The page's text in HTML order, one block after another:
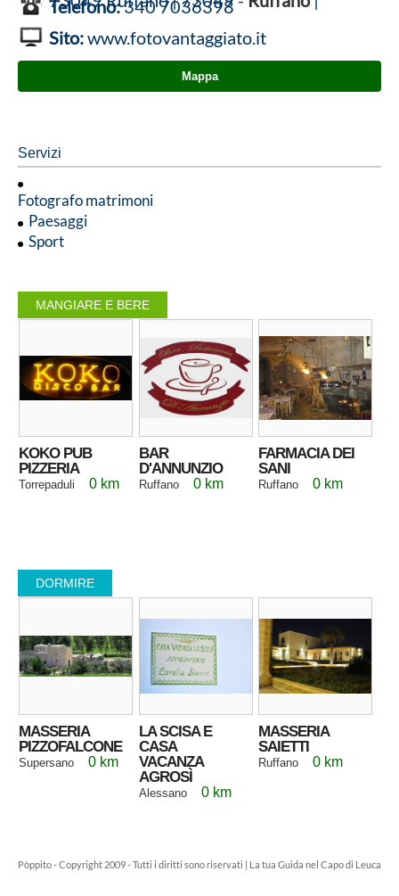
Telefono:340 7036398
Sito:www.fotovantaggiato.it
Mappa
Servizi
Fotografo matrimoni
Paesaggi
Sport
MANGIARE E BERE
KOKO PUB
PIZZERIA
Torrepaduli 0 km
BAR
D'ANNUNZIO
Ruffano 0 km
FARMACIA DEI
SANI
Ruffano 0 km
DORMIRE
MASSERIA
PIZZOFALCONE
Supersano 0 km
LA SCISA E
CASA
VACANZA
AGROSÌ
Alessano 0 km
MASSERIA
SAIETTI
Ruffano 0 km
Pòppito - Copyright 2009 - Tutti i diritti sono riservati | La tua Guida nel Capo di Leuca